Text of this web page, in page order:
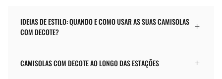
IDEIAS DE ESTILO: QUANDO E COMO USAR AS SUAS CAMISOLAS
COM DECOTE?
CAMISOLAS COM DECOTE AO LONGO DAS ESTAÇÕES